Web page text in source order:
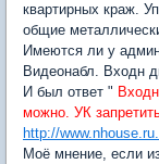
квартирных краж.
общие
Имеются ли у
Видеонабл. Входн
И был ответ "
можно. УК
http://
Моё мнение, если